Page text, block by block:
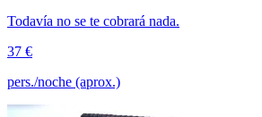
Todavía no se te cobrará nada.
37 €
pers./noche (aprox.)